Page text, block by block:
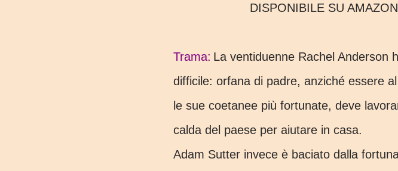
DISPONIBILE SU AMAZON
Trama: La ventiduenne Rachel Anderson
difficile: orfana di padre, anziché essere
le sue coetanee più fortunate, deve
calda del paese per aiutare in casa.
Adam Sutter invece è baciato dalla